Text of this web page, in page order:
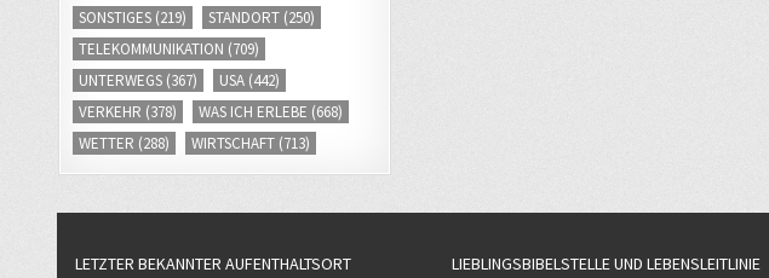
SONSTIGES (219) STANDORT (250)
TELEKOMMUNIKATION (709)
UNTERWEGS (367) USA (442)
VERKEHR (378) WAS ICH ERLEBE (668)
WETTER (288) WIRTSCHAFT (713)
LETZTER BEKANNTER AUFENTHALTSORT LIEBLINGSBIBELSTELLE UND LEBENSLEITLINIE